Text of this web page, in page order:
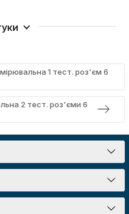
1 тест. роз'єм 6
2 тест. роз'єми 6